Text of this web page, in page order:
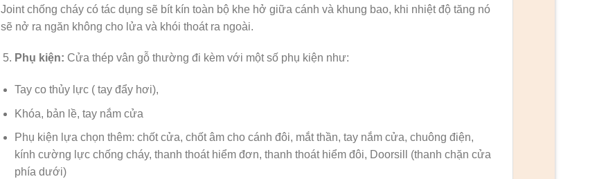
Joint chống cháy có tác dụng sẽ bít kín toàn bộ khe hở giữa cánh và khung bao, khi nhiệt độ tăng nó
sẽ nở ra ngăn không cho lửa và khói thoát ra ngoài.
Phụ kiện: Cửa thép vân gỗ thường đi kèm với một số phụ kiện như:
Tay co thủy lực ( tay đẩy hơi),
Khóa, bản lề, tay nắm cửa
Phụ kiện lựa chọn thêm: chốt cửa, chốt âm cho cánh đôi, mắt thần, tay nắm cửa, chuông điện,
kính cường lực chống cháy, thanh thoát hiểm đơn, thanh thoát hiểm đôi, Doorsill (thanh chặn cửa
phía dưới)